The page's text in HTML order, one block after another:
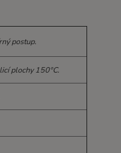
postup.
plochy 150°C.